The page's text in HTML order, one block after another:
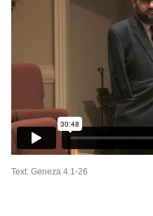
Text: Geneza 4:1-26